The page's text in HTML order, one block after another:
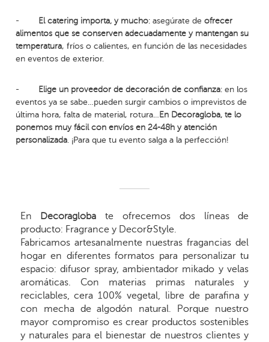
- El catering importa, y mucho: asegúrate deofrecer
alimentos que se conserven adecuadamente y mantengan su
temperatura, fríos o calientes, en función de las necesidades
en eventos de exterior.
- Elige un proveedor de decoración de confianza: en los
eventos ya se sabe…pueden surgir cambios o imprevistos de
última hora, falta de material, rotura… En Decoragloba, te lo
ponemos muy fácil con envíos en 24-48h y atención
personalizada . ¡Para que tu evento salga a la perfección!
En Decoragloba te ofrecemos dos líneas de
producto: Fragrance y Decor&Style.
Fabricamos artesanalmente nuestras fragancias del
hogar en diferentes formatos para personalizar tu
espacio: difusor spray, ambientador mikado y velas
aromáticas. Con materias primas naturales y
reciclables, cera 100% vegetal, libre de parafina y
con mecha de algodón natural. Porque nuestro
mayor compromiso es crear productos sostenibles
y naturales para el bienestar de nuestros clientes y